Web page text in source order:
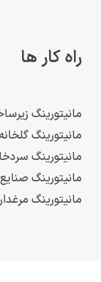
راه کار ها
مانیتورینگ
مانیتورینگ گلخانه
مانیتورینگ
مانیتورینگ صنایع
مانیتورینگ